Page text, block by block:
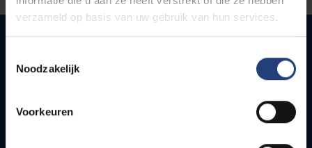
verzameld op basis van uw gebruik van hun services.
Noodzakelijk
Voorkeuren
Quick links